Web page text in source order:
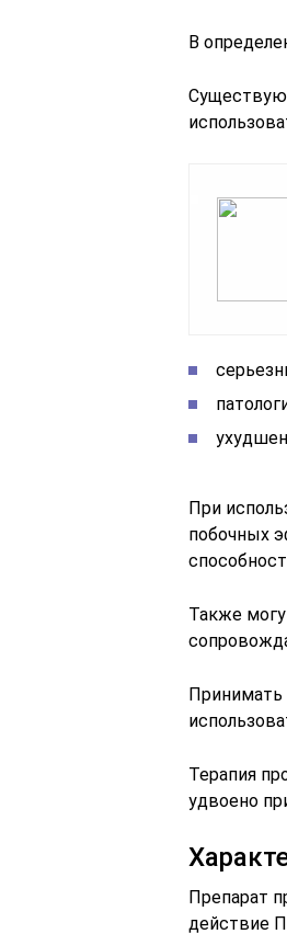
В
При
побочных
Также
Принимать
Терапия
удвоено
Препарат
действие